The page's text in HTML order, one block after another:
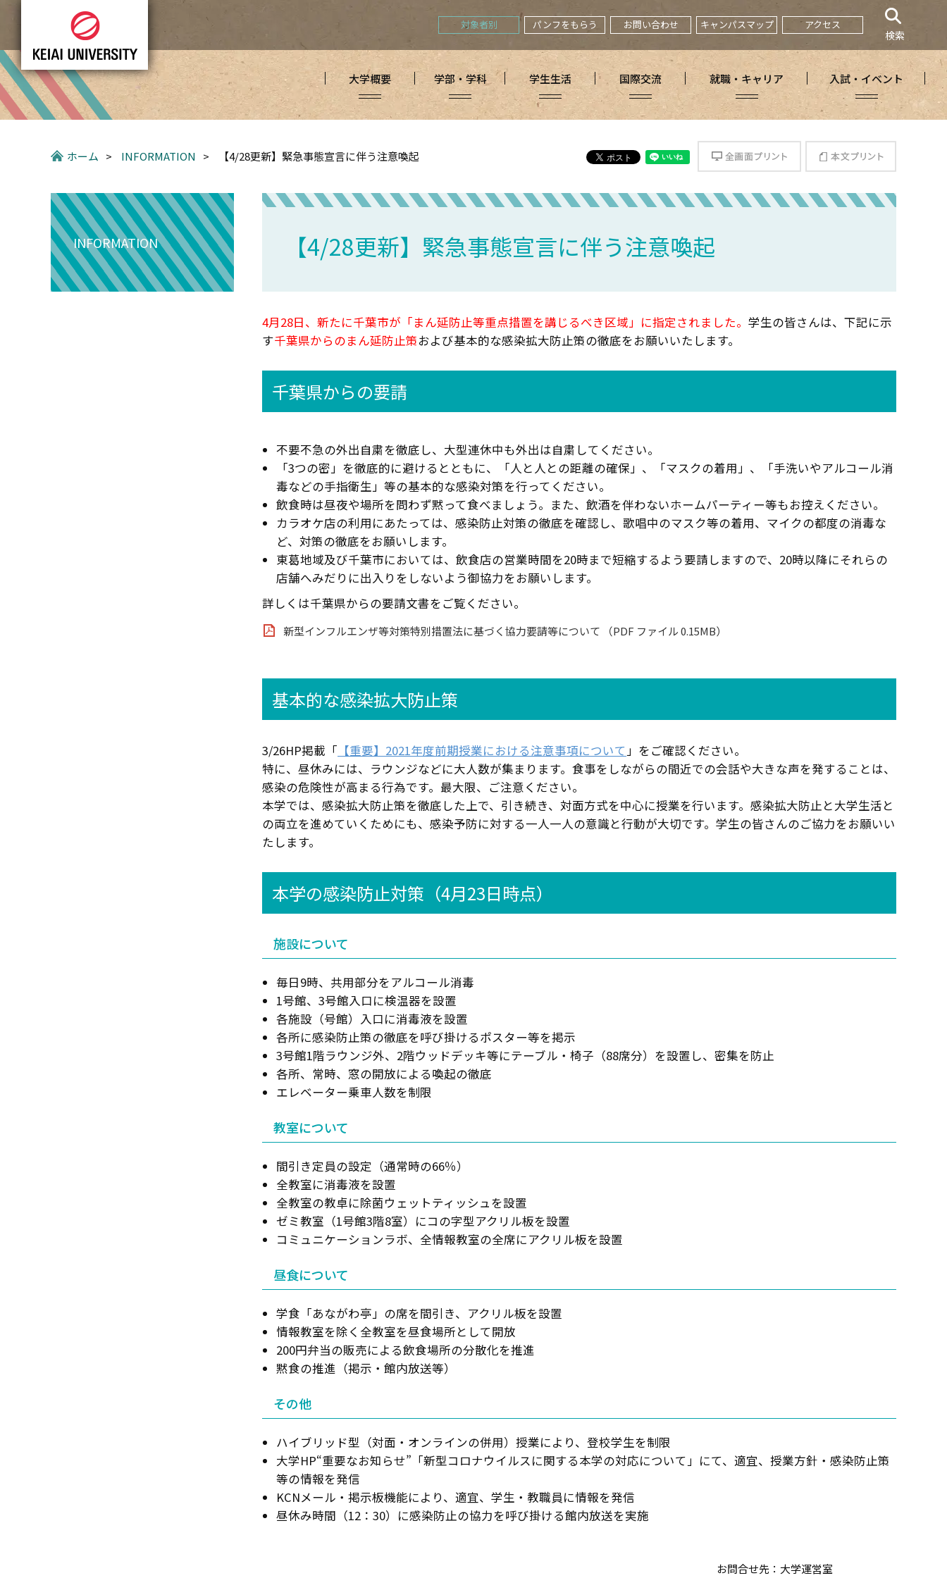
バ
ル
ナ
ビ
ル
ナ
ビ
ゲ
ー
へ
対象者別 パンフをもらう お問い合わせ キャンパスマップ アクセス
検索
大学概要 学部・学科 学生生活 国際交流 就職・キャリア 入試・イベント
ホーム > INFORMATION > 【4/28更新】緊急事態宣言に伴う注意喚起
【4/28更新】緊急事態宣言に伴う注意喚起
4月28日、新たに千葉市が「まん延防止等重点措置を講じるべき区域」に指定されました。 学生の皆さんは、下記に示
す千葉県からのまん延防止策および基本的な感染拡大防止策の徹底をお願いいたします。
千葉県からの要請
不要不急の外出自粛を徹底し、大型連休中も外出は自粛してください。
「3つの密」を徹底的に避けるとともに、「人と人との距離の確保」、「マスクの着用」、「手洗いやアルコール消
毒などの手指衛生」等の基本的な感染対策を行ってください。
飲食時は昼夜や場所を問わず黙って食べましょう。また、飲酒を伴わないホームパーティー等もお控えください。
カラオケ店の利用にあたっては、感染防止対策の徹底を確認し、歌唱中のマスク等の着用、マイクの都度の消毒な
ど、対策の徹底をお願いします。
東葛地域及び千葉市においては、飲食店の営業時間を20時まで短縮するよう要請しますので、20時以降にそれらの
店舗へみだりに出入りをしないよう御協力をお願いします。
詳しくは千葉県からの要請文書をご覧ください。
新型インフルエンザ等対策特別措置法に基づく協力要請等について （PDF ファイル 0.15MB）
基本的な感染拡大防止策
3/26HP掲載「 【重要】2021年度前期授業における注意事項について」をご確認ください。
特に、昼休みには、ラウンジなどに大人数が集まります。食事をしながらの間近での会話や大きな声を発することは、
感染の危険性が高まる行為です。最大限、ご注意ください。
本学では、感染拡大防止策を徹底した上で、引き続き、対面方式を中心に授業を行います。感染拡大防止と大学生活と
の両立を進めていくためにも、感染予防に対する一人一人の意識と行動が大切です。学生の皆さんのご協力をお願いい
たします。
本学の感染防止対策（4月23日時点）
施設について
毎日9時、共用部分をアルコール消毒
1号館、3号館入口に検温器を設置
各施設（号館）入口に消毒液を設置
各所に感染防止策の徹底を呼び掛けるポスター等を掲示
3号館1階ラウンジ外、2階ウッドデッキ等にテーブル・椅子（88席分）を設置し、密集を防止
各所、常時、窓の開放による喚起の徹底
エレベーター乗車人数を制限
教室について
間引き定員の設定（通常時の66％）
全教室に消毒液を設置
全教室の教卓に除菌ウェットティッシュを設置
ゼミ教室（1号館3階8室）にコの字型アクリル板を設置
コミュニケーションラボ、全情報教室の全席にアクリル板を設置
昼食について
学食「あながわ亭」の席を間引き、アクリル板を設置
情報教室を除く全教室を昼食場所として開放
200円弁当の販売による飲食場所の分散化を推進
黙食の推進（掲示・館内放送等）
その他
ハイブリッド型（対面・オンラインの併用）授業により、登校学生を制限
大学HP“重要なお知らせ”「新型コロナウイルスに関する本学の対応について」にて、適宜、授業方針・感染防止策
等の情報を発信
KCNメール・掲示板機能により、適宜、学生・教職員に情報を発信
昼休み時間（12：30）に感染防止の協力を呼び掛ける館内放送を実施
お問合せ先：大学運営室
INFORMATION